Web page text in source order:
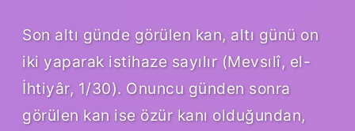
Son altı günde görülen kan, altı günü on
iki yaparak istihaze sayılır (Mevsılî, el-
İhtiyâr, 1/30). Onuncu günden sonra
görülen kan ise özür kanı olduğundan,